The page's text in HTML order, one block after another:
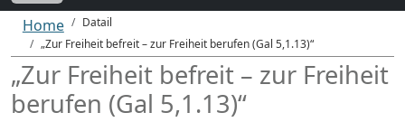
Home
Datail
„Zur Freiheit befreit – zur Freiheit berufen (Gal 5,1.13)“
„Zur Freiheit befreit – zur Freiheit
berufen (Gal 5,1.13)“